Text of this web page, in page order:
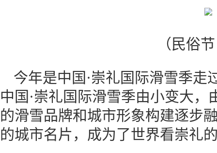
（民俗
今年是中国·崇礼国际滑雪季走
中国·崇礼国际滑雪季由小变大
的滑雪品牌和城市形象构建逐步
的城市名片，成为了世界看崇礼